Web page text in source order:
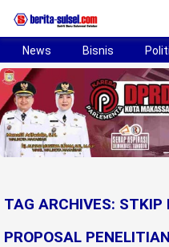
Home
News
Politik
News Bisnis
TAG ARCHIVES: STKIP
PROPOSAL